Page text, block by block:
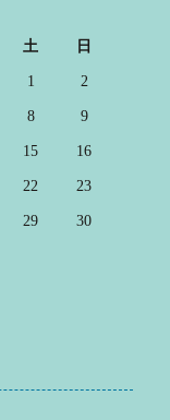
土 日
1 2
8 9
15 16
22 23
29 30